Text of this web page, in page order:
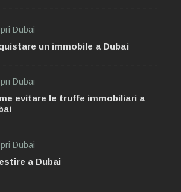
Dubai
un immobile a Dubai
Dubai
evitare le truffe immobiliari a
Dubai
a Dubai